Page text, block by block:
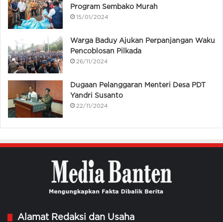
Program Sembako Murah
15/01/2024
Warga Baduy Ajukan Perpanjangan Waku
Pencoblosan Pilkada
26/11/2024
Dugaan Pelanggaran Menteri Desa PDT
Yandri Susanto
22/11/2024
Alamat Redaksi dan Usaha